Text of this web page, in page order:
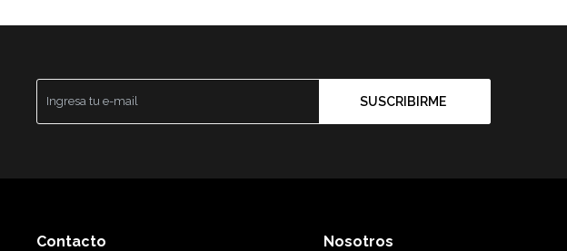
SUSCRIBIRME
Contacto Nosotros